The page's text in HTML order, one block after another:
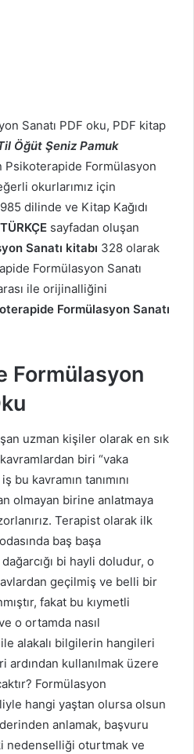
Sanatı PDF oku, PDF kitap
Öğüt Şeniz Pamuk
Psikoterapide Formülasyon
okurlarımız için
dilinde ve Kitap Kağıdı
TÜRKÇE sayfadan oluşan
Sanatı kitabı 328 olarak
Formülasyon Sanatı
ile orijinalliğini
Formülasyon Sanatı
Formülasyon
uzman kişiler olarak en sık
kavramlardan biri “vaka
bu kavramın tanımını
olmayan birine anlatmaya
Terapist olarak ilk
baş başa
bi hayli doludur, o
geçilmiş ve belli bir
fakat bu kıymetli
o ortamda nasıl
ile alakalı bilgilerin hangileri
kullanılmak üzere
Formülasyon
hangi yaştan olursa olsun
anlamak, başvuru
nedenselliği oturtmak ve